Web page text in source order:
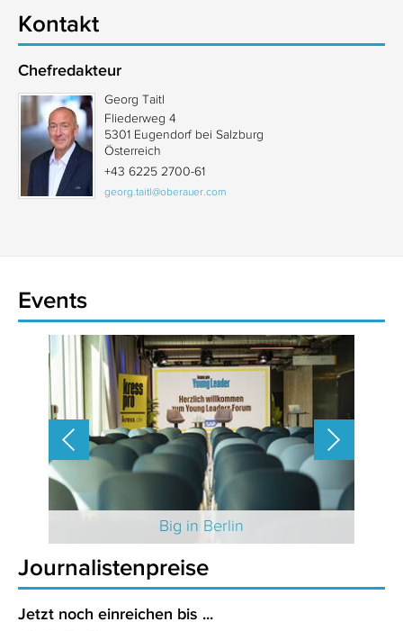
Kontakt
Chefredakteur
Georg Taitl
Fliederweg 4
5301 Eugendorf bei Salzburg
Österreich
+43 6225 2700-61
georg.taitl@oberauer.com
Events
Big in Berlin
Journalistenpreise
Jetzt noch einreichen bis ...